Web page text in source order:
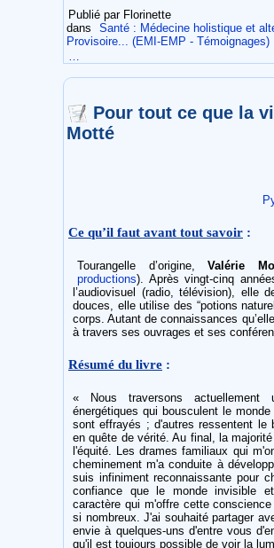
Publié par Florinette
dans
Santé : Médecine holistique et
Provisoire... (EMI-EMP - Témoignages)
Pour tout ce que la
Motté
Ce qu’il faut avant tout savoir :
Tourangelle d’origine,Valérie
productions). Après vingt-cinq
l’audiovisuel (radio, télévision), elle
douces, elle utilise des “potions
corps. Autant de connaissances
à travers ses ouvrages et ses
Résumé du livre :
« Nous traversons actuellement
énergétiques qui bousculent le
sont effrayés ; d'autres ressentent
en quête de vérité. Au final, la
l'équité. Les drames familiaux qui
cheminement m'a conduite à
suis infiniment reconnaissante pour
confiance que le monde invisible
caractère qui m'offre cette
si nombreux. J'ai souhaité partager
envie à quelques-uns d'entre vous
qu'il est toujours possible de voir la